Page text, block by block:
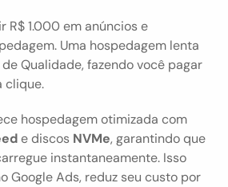
R$ 1.000 em anúncios e
Uma hospedagem lenta
Qualidade, fazendo você pagar
clique.
hospedagem otimizada com
e discos NVMe, garantindo que
instantaneamente. Isso
Google Ads, reduz seu custo por